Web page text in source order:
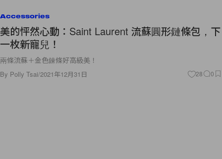
Accessories
美的怦然心動：Saint Laurent 流蘇圓形鏈條包，下
一枚新寵兒！
兩條流蘇＋金色鍊條好高級美！
By Polly Tsai/2021年12月31日 28 0